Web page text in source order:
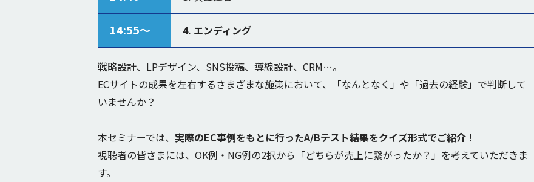
14:55〜 4. エンディング
戦略設計、LPデザイン、SNS投稿、導線設計、CRM…。
ECサイトの成果を左右するさまざまな施策において、「なんとなく」や「過去の経験」で判断して
いませんか？
本セミナーでは、 実際のEC事例をもとに行ったA/Bテスト結果をクイズ形式でご紹介 ！
視聴者の皆さまには、OK例・NG例の2択から「どちらが売上に繋がったか？」を考えていただきま
す。